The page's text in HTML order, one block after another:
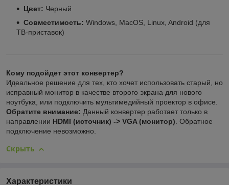
Цвет: Черный
Совместимость: Windows, MacOS, Linux, Android (для
ТВ-приставок)
Кому подойдет этот конвертер?
Идеальное решение для тех, кто хочет использовать старый, но
исправный монитор в качестве второго экрана для нового
ноутбука, или подключить мультимедийный проектор в офисе.
Обратите внимание: Данный конвертер работает только в
направлении HDMI (источник) -> VGA (монитор). Обратное
подключение невозможно.
Скрыть
Характеристики